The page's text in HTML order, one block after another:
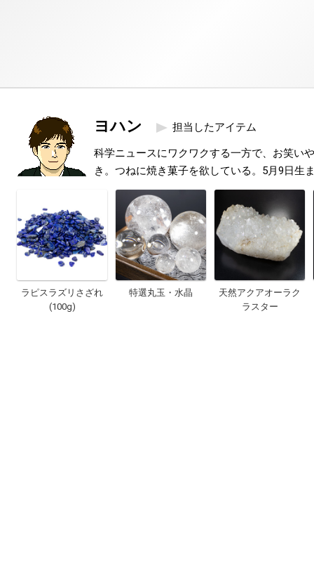
ヨハン 担当したアイテム
科学ニュースにワクワクする一方で、お笑い
き。つねに焼き菓子を欲している。5月9日生
ラピスラズリさざれ
(100g)
特選丸玉・水晶
天然アクアオーラク
ラスター